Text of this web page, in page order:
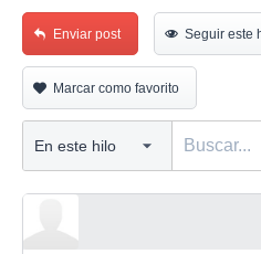
Enviar post Seguir este
Marcar como favorito